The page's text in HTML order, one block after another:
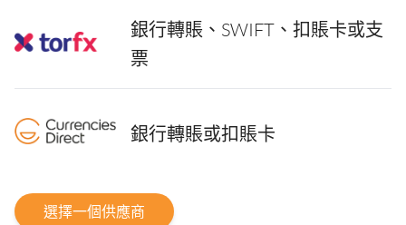
銀行轉賬、SWIFT、扣賬卡或支
票
銀行轉賬或扣賬卡
選擇一個供應商